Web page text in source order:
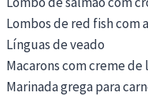
Lombos de red fish com
Línguas de veado
Macarons com creme de
Marinada grega para